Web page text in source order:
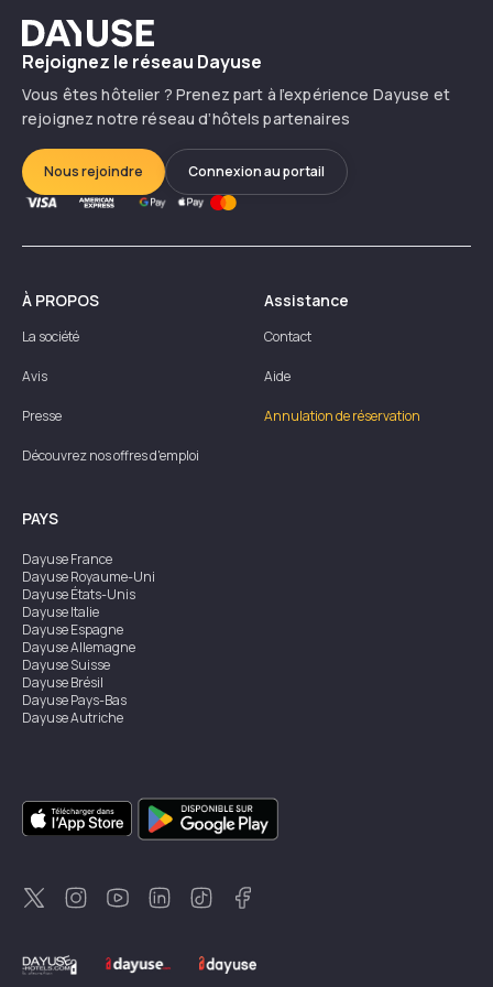
Dayuse
Rejoignez le réseau Dayuse
Vous êtes hôtelier ? Prenez part à l’expérience Dayuse et
rejoignez notre réseau d’hôtels partenaires
Nous rejoindre Connexion au portail
À PROPOS
La société
Avis
Presse
Découvrez nos offres d'emploi
Assistance
Contact
Aide
Annulation de réservation
PAYS
DayuseFrance
DayuseRoyaume-Uni
DayuseÉtats-Unis
DayuseItalie
DayuseEspagne
DayuseAllemagne
DayuseSuisse
DayuseBrésil
DayusePays-Bas
DayuseAutriche
DayuseSingapour
DayuseSuède
DayuseThaïlande
DayuseNouvelle-Zélande
DayuseTurquie